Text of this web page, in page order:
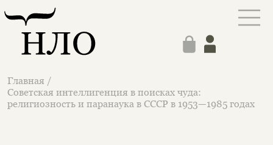
Главная /
Советская интеллигенция в поисках чуда:
религиозность и паранаука в СССР в 1953—1985 годах